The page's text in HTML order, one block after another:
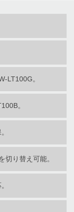
LT100G。
。
切り替え可能。